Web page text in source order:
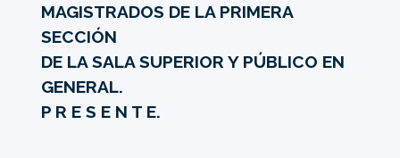
MAGISTRADOS DE LA PRIMERA
SECCIÓN
DE LA SALA SUPERIOR Y PÚBLICO EN
GENERAL.
P R E S E N T E.